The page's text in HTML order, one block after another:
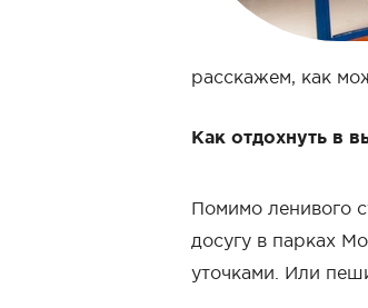
расскажем, как
Как отдохнуть в
Помимо ленивого
досугу в парках
уточками. Или